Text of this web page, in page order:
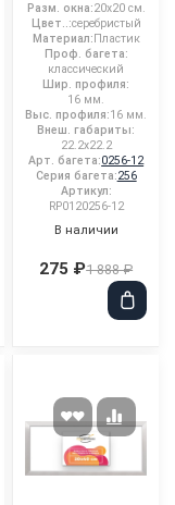
Разм. окна:20x20 см.
Цвет..:серебристый
Материал: Пластик
Проф. багета:
классический
Шир. профиля:
16 мм.
Выс. профиля:16 мм.
Внеш. габариты:
22.2x22.2
Арт. багета:0256-12
Серия багета:256
Артикул:
RP0120256-12
В наличии
275 ₽1 888 ₽